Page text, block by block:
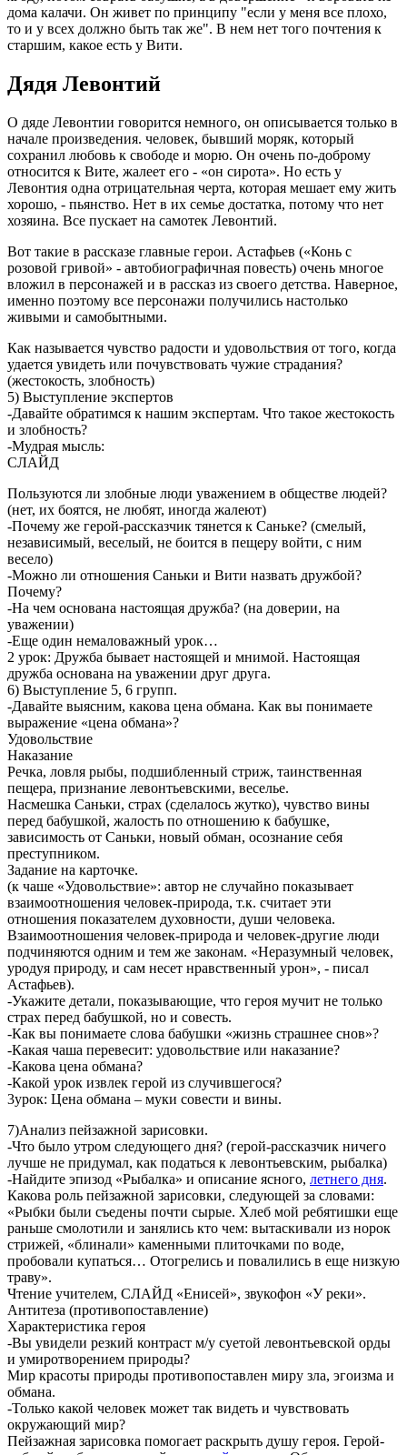
дома калачи. Он живет по принципу "если у меня все плохо,
то и у всех должно быть так же". В нем нет того почтения к
старшим, какое есть у Вити.
Дядя Левонтий
О дяде Левонтии говорится немного, он описывается только в
начале произведения. человек, бывший моряк, который
сохранил любовь к свободе и морю. Он очень по-доброму
относится к Вите, жалеет его - «он сирота». Но есть у
Левонтия одна отрицательная черта, которая мешает ему жить
хорошо, - пьянство. Нет в их семье достатка, потому что нет
хозяина. Все пускает на самотек Левонтий.
Вот такие в рассказе главные герои. Астафьев («Конь с
розовой гривой» - автобиографичная повесть) очень многое
вложил в персонажей и в рассказ из своего детства. Наверное,
именно поэтому все персонажи получились настолько
живыми и самобытными.
Как называется чувство радости и удовольствия от того, когда
удается увидеть или почувствовать чужие страдания?
(жестокость, злобность)
5) Выступление экспертов
-Давайте обратимся к нашим экспертам. Что такое жестокость
и злобность?
-Мудрая мысль:
СЛАЙД
Пользуются ли злобные люди уважением в обществе людей?
(нет, их боятся, не любят, иногда жалеют)
-Почему же герой-рассказчик тянется к Саньке? (смелый,
независимый, веселый, не боится в пещеру войти, с ним
весело)
-Можно ли отношения Саньки и Вити назвать дружбой?
Почему?
-На чем основана настоящая дружба? (на доверии, на
уважении)
-Еще один немаловажный урок…
2 урок: Дружба бывает настоящей и мнимой. Настоящая
дружба основана на уважении друг друга.
6) Выступление 5, 6 групп.
-Давайте выясним, какова цена обмана. Как вы понимаете
выражение «цена обмана»?
Удовольствие
Наказание
Речка, ловля рыбы, подшибленный стриж, таинственная
пещера, признание левонтьевскими, веселье.
Насмешка Саньки, страх (сделалось жутко), чувство вины
перед бабушкой, жалость по отношению к бабушке,
зависимость от Саньки, новый обман, осознание себя
преступником.
Задание на карточке.
(к чаше «Удовольствие»: автор не случайно показывает
взаимоотношения человек-природа, т.к. считает эти
отношения показателем духовности, души человека.
Взаимоотношения человек-природа и человек-другие люди
подчиняются одним и тем же законам. «Неразумный человек,
уродуя природу, и сам несет нравственный урон», - писал
Астафьев).
-Укажите детали, показывающие, что героя мучит не только
страх перед бабушкой, но и совесть.
-Как вы понимаете слова бабушки «жизнь страшнее снов»?
-Какая чаша перевесит: удовольствие или наказание?
-Какова цена обмана?
-Какой урок извлек герой из случившегося?
3урок: Цена обмана – муки совести и вины.
7)Анализ пейзажной зарисовки.
-Что было утром следующего дня? (герой-рассказчик ничего
лучше не придумал, как податься к левонтьевским, рыбалка)
-Найдите эпизод «Рыбалка» и описание ясного, летнего дня.
Какова роль пейзажной зарисовки, следующей за словами:
«Рыбки были съедены почти сырые. Хлеб мой ребятишки еще
раньше смолотили и занялись кто чем: вытаскивали из норок
стрижей, «блинали» каменными плиточками по воде,
пробовали купаться… Отогрелись и повалились в еще низкую
траву».
Чтение учителем, СЛАЙД «Енисей», звукофон «У реки».
Антитеза (противопоставление)
Характеристика героя
-Вы увидели резкий контраст м/у суетой левонтьевской орды
и умиротворением природы?
Мир красоты природы противопоставлен миру зла, эгоизма и
обмана.
-Только какой человек может так видеть и чувствовать
окружающий мир?
Пейзажная зарисовка помогает раскрыть душу героя. Герой-